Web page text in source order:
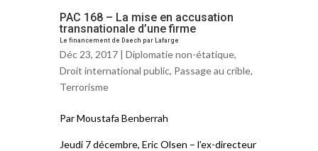
PAC 168 – La mise en accusation
transnationale d’une firme
Le financement de Daech par Lafarge
Déc 23, 2017 | Diplomatie non-étatique,
Droit international public, Passage au crible,
Terrorisme
Par Moustafa Benberrah
Jeudi 7 décembre, Eric Olsen – l’ex-directeur